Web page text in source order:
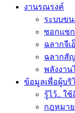
งานรณรงค์
ระบบข
ซอกแซก
ฉลากจีเ
ฉลากสั
พลังงาน
ข้อมูลเพื่อผู้บริ
รู้ไว้.. ใ
กฎหมา